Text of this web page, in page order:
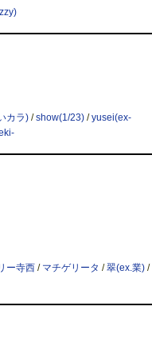
カラ) /show(1/23) /yusei(ex-
ー寺西 / マチゲリータ /翠(ex.業) /